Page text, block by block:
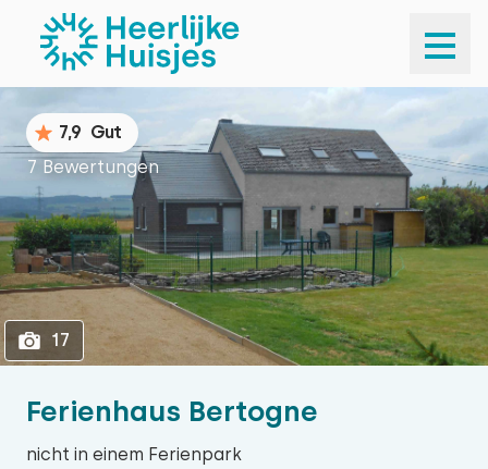
1
Ferienhaus Bertogne
nicht in einem Ferienpark
7,9 Gut
7 Bewertungen
17